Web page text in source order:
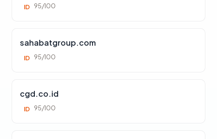
ID 95/100
sahabatgroup.com
ID 95/100
cgd.co.id
ID 95/100